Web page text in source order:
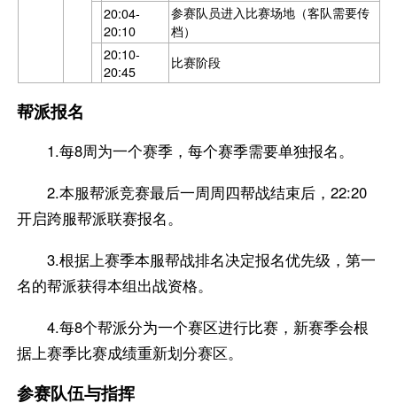
20:04-
20:10
参赛队员进入比赛场地（客队需要传
档）
20:10-
20:45
比赛阶段
帮派报名
1.每8周为一个赛季，每个赛季需要单独报名。
2.本服帮派竞赛最后一周周四帮战结束后，22:20
开启跨服帮派联赛报名。
3.根据上赛季本服帮战排名决定报名优先级，第一
名的帮派获得本组出战资格。
4.每8个帮派分为一个赛区进行比赛，新赛季会根
据上赛季比赛成绩重新划分赛区。
参赛队伍与指挥